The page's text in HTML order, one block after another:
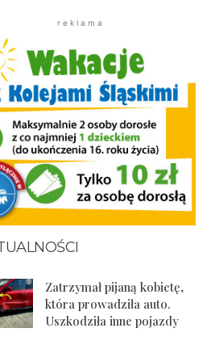
r e k l a m a
Zatrzymał pijaną kobietę,
która prowadziła auto.
Uszkodziła inne pojazdy